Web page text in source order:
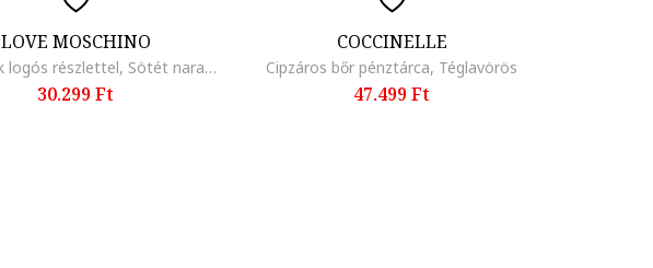
LOVE MOSCHINO
Telefontok logós részlettel, Sötét narancssárga
30.299 Ft
COCCINELLE
Cipzáros bőr pénztárca, Téglavörös
47.499 Ft